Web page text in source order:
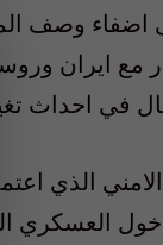
وصف
مع ايران
في احداث
الذي
العسكري